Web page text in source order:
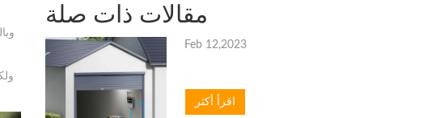
مقالات ذات صلة
Feb 12,2023
اقرأ أكثر